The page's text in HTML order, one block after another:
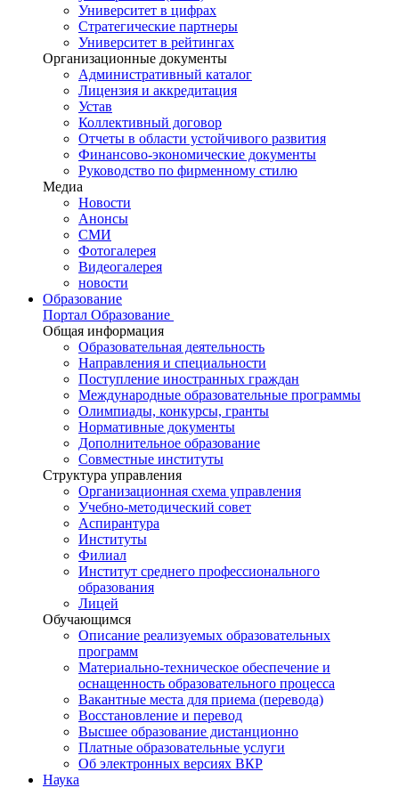
Университет в цифрах
Стратегические партнеры
Университет в рейтингах
Организационные документы
Административный каталог
Лицензия и аккредитация
Устав
Коллективный договор
Отчеты в области устойчивого развития
Финансово-экономические документы
Руководство по фирменному стилю
Медиа
Новости
Анонсы
СМИ
Фотогалерея
Видеогалерея
новости
Образование
Портал Образование
Общая информация
Образовательная деятельность
Направления и специальности
Поступление иностранных граждан
Международные образовательные программы
Олимпиады, конкурсы, гранты
Нормативные документы
Дополнительное образование
Совместные институты
Структура управления
Организационная схема управления
Учебно-методический совет
Аспирантура
Институты
Филиал
Институт среднего профессионального
образования
Лицей
Обучающимся
Описание реализуемых образовательных
программ
Материально-техническое обеспечение и
оснащенность образовательного процесса
Вакантные места для приема (перевода)
Восстановление и перевод
Высшее образование дистанционно
Платные образовательные услуги
Об электронных версиях ВКР
Наука